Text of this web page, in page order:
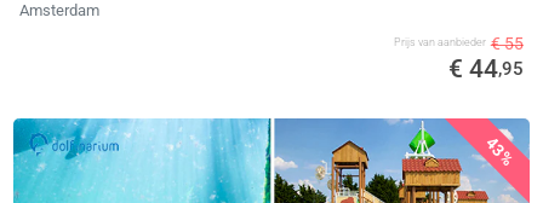
Amsterdam
Prijs van aanbieder € 55
€ 44,95
43%